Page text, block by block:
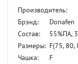
Производитель:	Китай
Брэнд:	Donafen
Состав:	55%ПА, 35%нейлон, 10%лайкра
Размеры:	F(75, 80, 85, 90)
Чашка:	F